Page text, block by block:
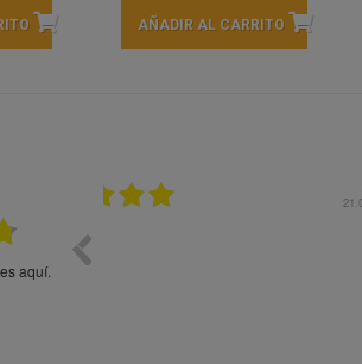
AÑADIR AL CARRITO
aquí.
En general bien. Un zumo de